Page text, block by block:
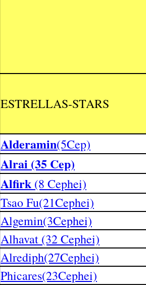
ESTRELLAS-STARS
Alderamin(5Cep)
Alrai (35 Cep)
Alfirk (8 Cephei)
Tsao Fu(21Cephei)
Algemin(3Cephei)
Alhavat (32 Cephei)
Alrediph(27Cephei)
Phicares(23Cephei)